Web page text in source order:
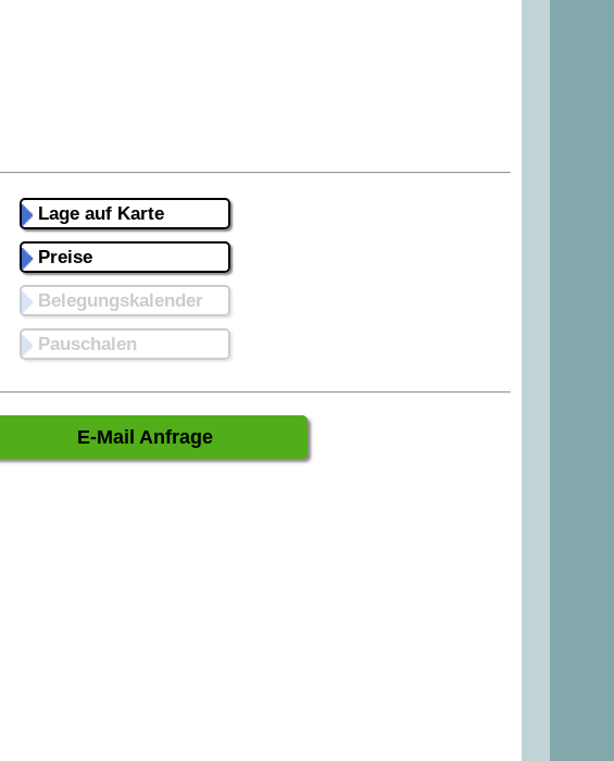
Lage auf Karte
Preise
Belegungskalender
Pauschalen
E-Mail Anfrage